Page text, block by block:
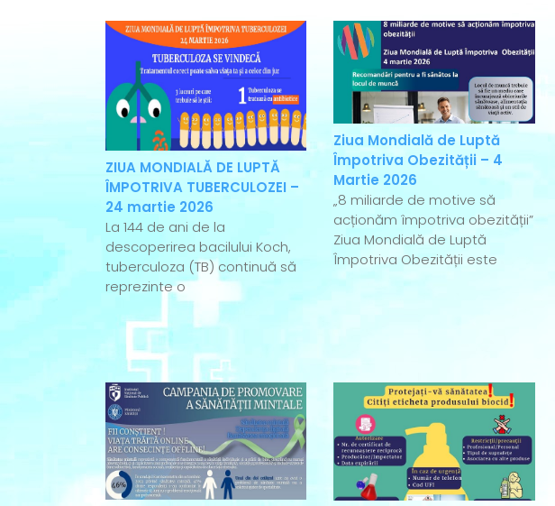
ZIUA MONDIALĂ DE LUPTĂ
ÎMPOTRIVA TUBERCULOZEI –
24 martie 2026
La 144 de ani de la
descoperirea bacilului Koch,
tuberculoza (TB) continuă să
reprezinte o
Ziua Mondială de Luptă
Împotriva Obezității – 4
Martie 2026
„8 miliarde de motive să
acționăm împotriva obezității”
Ziua Mondială de Luptă
Împotriva Obezității este